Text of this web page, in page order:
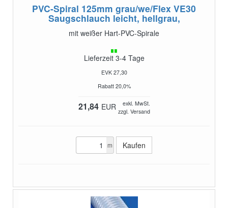
PVC-Spiral 125mm grau/we/Flex VE30
Saugschlauch leicht, hellgrau,
mit weißer Hart-PVC-Spirale
Lieferzeit 3-4 Tage
EVK 27,30
Rabatt 20,0%
21,84 EUR
exkl. MwSt.
zzgl. Versand
m